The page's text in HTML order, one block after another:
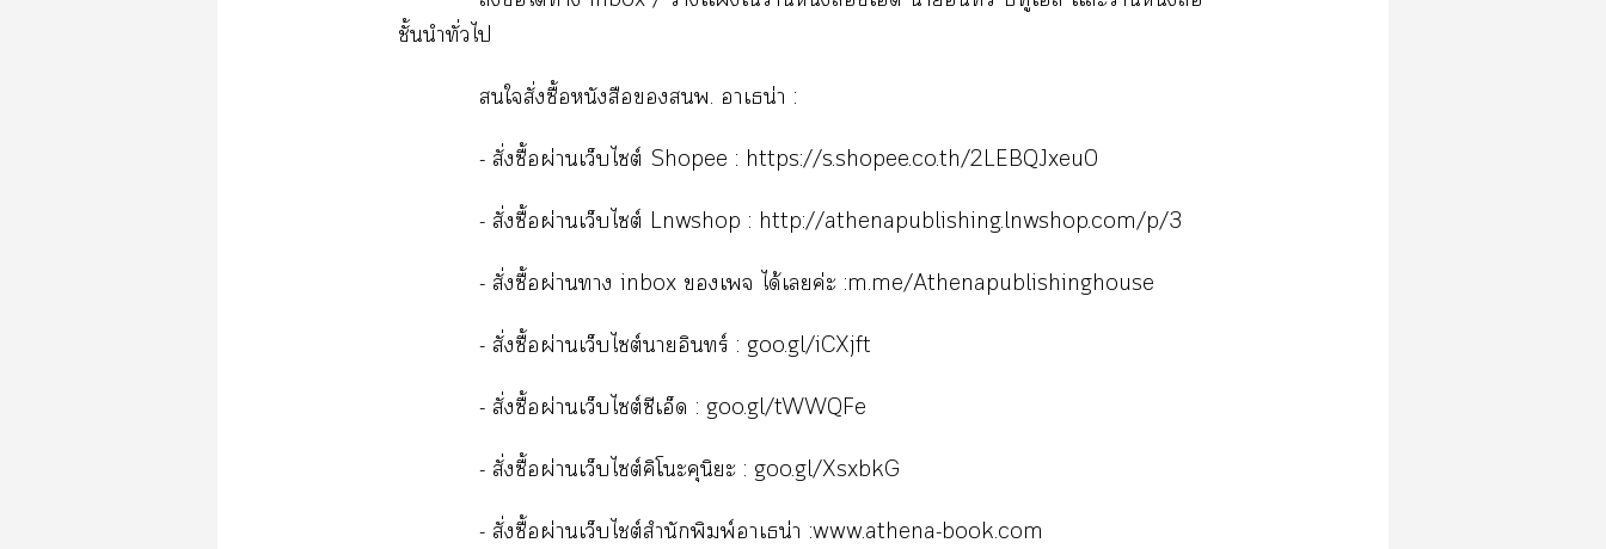
ชั้นนำทั่วไ
ใสั่งซื้อหนังสือพ. าเธน่า :
- สั่งซื้อผ่านเว็บไซต์ Shopee : https://s.shopee.co.th/2LEBQJxeu0
- สั่งซื้อผ่านเว็บไซต์ Lnwshop : http://athenapublishing.lnwshop.com/p/3
- สั่งซื้อผ่านา inbox เจ ได้เค่ะ :m.me/Athenapublishinghouse
- สั่งซื้อผ่านเว็บไซต์าอินทร์ : goo.gl/iCXjft
- สั่งซื้อผ่านเว็บไซต์ซีเอ็ด : goo.gl/tWWQFe
- สั่งซื้อผ่านเว็บไซต์คิโะคุนิะ : goo.gl/XsxbkG
- สั่งซื้อผ่านเว็บไต์สำนักพิมพ์าเธน่า :www.athena-book.com